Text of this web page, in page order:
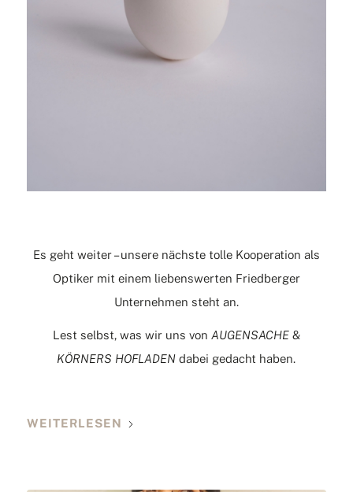
Es geht weiter – unsere nächste tolle Kooperation als
Optiker mit einem liebenswerten Friedberger
Unternehmen steht an.
Lest selbst, was wir uns von AUGENSACHE&
KÖRNERS HOFLADEN dabei gedacht haben.
WEITERLESEN